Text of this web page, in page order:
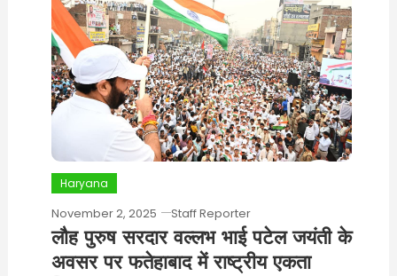
Haryana
November 2, 2025 Staff Reporter
लौह पुरुष सरदार वल्लभ भाई पटेल जयंती के
अवसर पर फतेहाबाद में राष्ट्रीय एकता